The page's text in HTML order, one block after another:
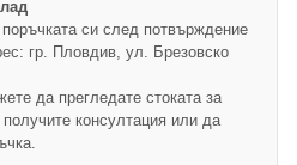
си след потвърждение
гр. Пловдив, ул. Брезовско
да прегледате стоката за
консултация или да